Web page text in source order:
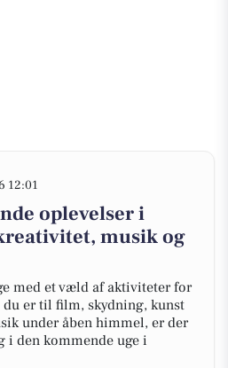
12:01
oplevelser i
musik og
med et væld af aktiviteter for
er til film, skydning, kunst
under åben himmel, er der
i den kommende uge i